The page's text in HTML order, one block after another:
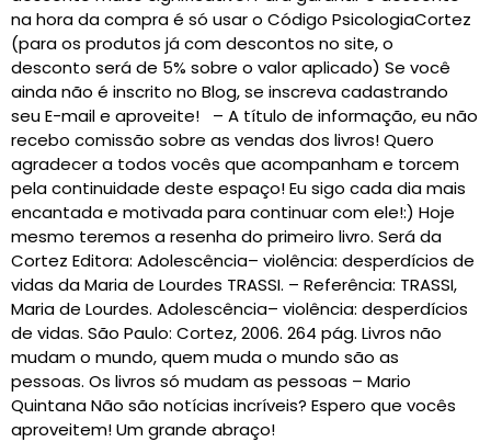
na hora da compra é só usar o Código PsicologiaCortez
(para os produtos já com descontos no site, o
desconto será de 5% sobre o valor aplicado) Se você
ainda não é inscrito no Blog, se inscreva cadastrando
seu E-mail e aproveite! – A título de informação, eu não
recebo comissão sobre as vendas dos livros! Quero
agradecer a todos vocês que acompanham e torcem
pela continuidade deste espaço! Eu sigo cada dia mais
encantada e motivada para continuar com ele!:) Hoje
mesmo teremos a resenha do primeiro livro. Será da
Cortez Editora: Adolescência– violência: desperdícios de
vidas da Maria de Lourdes TRASSI. – Referência: TRASSI,
Maria de Lourdes. Adolescência– violência: desperdícios
de vidas. São Paulo: Cortez, 2006. 264 pág. Livros não
mudam o mundo, quem muda o mundo são as
pessoas. Os livros só mudam as pessoas – Mario
Quintana Não são notícias incríveis? Espero que vocês
aproveitem! Um grande abraço!